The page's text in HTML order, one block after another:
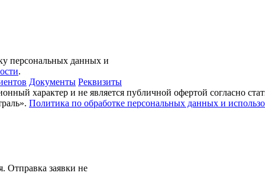
персональных данных и
.
Документы Реквизиты
характер и не является публичной офертой согласно
Политика по обработке персональных данных и
Отправка заявки не